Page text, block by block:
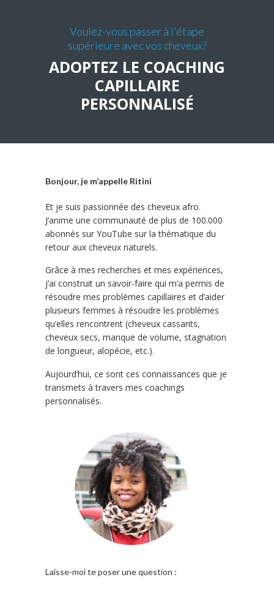
Voulez-vous passer à l'étape
supérieure avec vos cheveux?
ADOPTEZ LE COACHING
CAPILLAIRE
PERSONNALISÉ
Bonjour, je m’appelle Ritini
Et je suis passionnée des cheveux afro.
J’anime une communauté de plus de 100.000
abonnés sur YouTube sur la thématique du
retour aux cheveux naturels.
Grâce à mes recherches et mes expériences,
j’ai construit un savoir-faire qui m’a permis de
résoudre mes problèmes capillaires et d’aider
plusieurs femmes à résoudre les problèmes
qu’elles rencontrent (cheveux cassants,
cheveux secs, manque de volume, stagnation
de longueur, alopécie, etc.).
Aujourd’hui, ce sont ces connaissances que je
transmets à travers mes coachings
personnalisés.
Laisse-moi te poser une question :